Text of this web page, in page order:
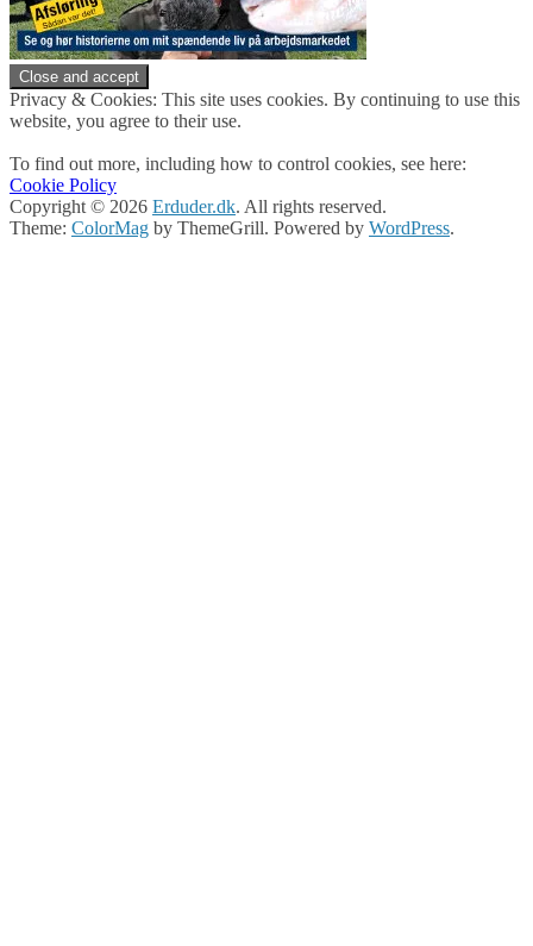
Privacy & Cookies: This site uses cookies. By continuing to use this
website, you agree to their use.
To find out more, including how to control cookies, see here:
Cookie Policy
Copyright © 2026 Erduder.dk. All rights reserved.
Theme: ColorMag by ThemeGrill. Powered by WordPress.